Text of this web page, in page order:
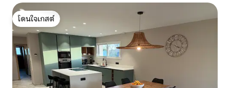
โดนใจเกสต์
โดนใจเกสต์